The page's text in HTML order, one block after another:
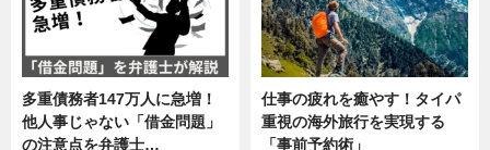
多重債務者147万人に急増！
他人事じゃない「借金問題」
の注意点を弁護士…
仕事の疲れを癒やす！タイパ
重視の海外旅行を実現する
「事前予約術」